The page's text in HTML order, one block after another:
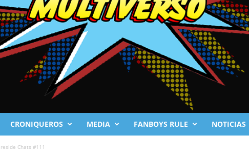
CRONIQUEROS MEDIA FANBOYS RULE NOTICIAS
Chats #111